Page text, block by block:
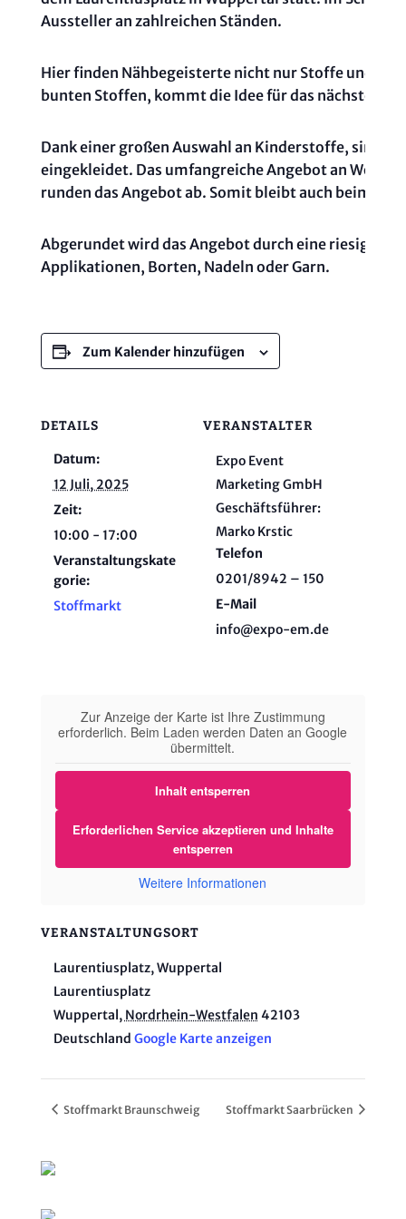
Aussteller an zahlreichen Ständen.
Hier finden Nähbegeisterte nicht nur Stoffe und
bunten Stoffen, kommt die Idee für das nächste
Dank einer großen Auswahl an Kinderstoffe, sind
eingekleidet. Das umfangreiche Angebot an
runden das Angebot ab. Somit bleibt auch beim
Abgerundet wird das Angebot durch eine riesige
Applikationen, Borten, Nadeln oder Garn.
Zum Kalender hinzufügen
DETAILS
Datum:
12 Juli, 2025
Zeit:
10:00 - 17:00
Veranstaltungskate
gorie:
Stoffmarkt
VERANSTALTER
Expo Event
Marketing GmbH
Geschäftsführer:
Marko Krstic
Telefon
0201/8942 – 150
E-Mail
info@expo-em.de
VERANSTALTUNGSORT
Laurentiusplatz, Wuppertal
Laurentiusplatz
Wuppertal, Nordrhein-Westfalen 42103
Deutschland Google Karte anzeigen
Zur Anzeige der Karte ist Ihre Zustimmung
erforderlich. Beim Laden werden Daten an Google
übermittelt.
Inhalt entsperren
Erforderlichen Service akzeptieren und Inhalte
entsperren
Weitere Informationen
Stoffmarkt Braunschweig Stoffmarkt Saarbrücken